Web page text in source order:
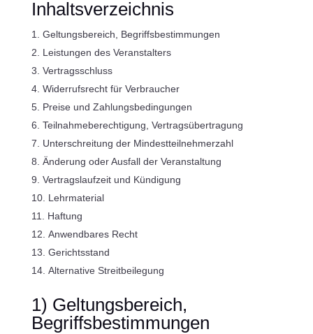
Inhaltsverzeichnis
Geltungsbereich, Begriffsbestimmungen
Leistungen des Veranstalters
Vertragsschluss
Widerrufsrecht für Verbraucher
Preise und Zahlungsbedingungen
Teilnahmeberechtigung, Vertragsübertragung
Unterschreitung der Mindestteilnehmerzahl
Änderung oder Ausfall der Veranstaltung
Vertragslaufzeit und Kündigung
Lehrmaterial
Haftung
Anwendbares Recht
Gerichtsstand
Alternative Streitbeilegung
1) Geltungsbereich,
Begriffsbestimmungen